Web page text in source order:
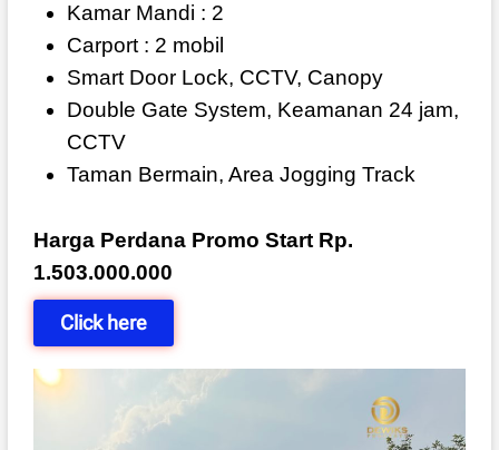
Kamar Mandi : 2
Carport : 2 mobil
Smart Door Lock, CCTV, Canopy
Double Gate System, Keamanan 24 jam,
CCTV
Taman Bermain, Area Jogging Track
Harga Perdana Promo Start Rp.
1.503.000.000
Click here